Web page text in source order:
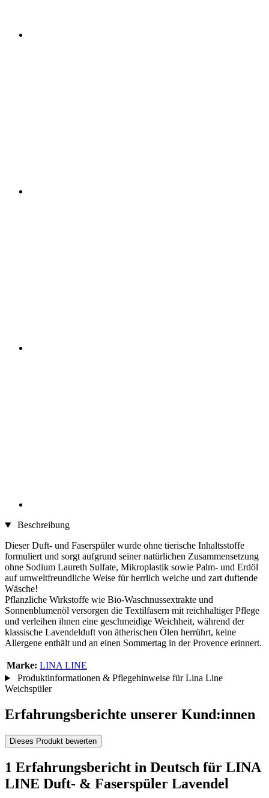
Beschreibung
Dieser Duft- und Faserspüler wurde ohne tierische Inhaltsstoffe
formuliert und sorgt aufgrund seiner natürlichen Zusammensetzung
ohne Sodium Laureth Sulfate, Mikroplastik sowie Palm- und Erdöl
auf umweltfreundliche Weise für herrlich weiche und zart duftende
Wäsche!
Pflanzliche Wirkstoffe wie Bio-Waschnussextrakte und
Sonnenblumenöl versorgen die Textilfasern mit reichhaltiger Pflege
und verleihen ihnen eine geschmeidige Weichheit, während der
klassische Lavendelduft von ätherischen Ölen herrührt, keine
Allergene enthält und an einen Sommertag in der Provence erinnert.
Marke: LINA LINE
Produktinformationen & Pflegehinweise für Lina Line
Weichspüler
Erfahrungsberichte unserer Kund:innen
Dieses Produkt bewerten
1 Erfahrungsbericht in Deutsch für LINA
LINE Duft- & Faserspüler Lavendel